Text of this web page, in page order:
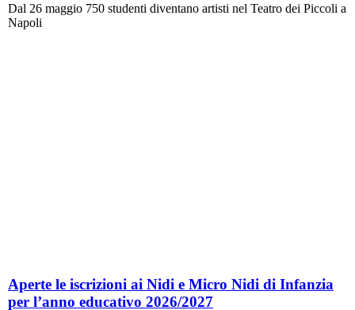
Dal 26 maggio 750 studenti diventano artisti nel Teatro dei Piccoli a
Napoli
Aperte le iscrizioni ai Nidi e Micro Nidi di Infanzia
per l’anno educativo 2026/2027